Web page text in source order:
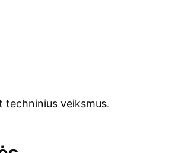
techninius veiksmus.